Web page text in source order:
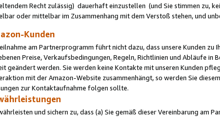
Recht zulässig) dauerhaft einzustellen (und Sie stimmen zu,
oder mittelbar im Zusammenhang mit dem Verstoß stehen, und
Kunden
am Partnerprogramm führt nicht dazu, dass unsere Kunden
Preise, Verkaufsbedingungen, Regeln, Richtlinien und Abläufe
geändert werden. Sie werden keine Kontakte mit unseren Kunden
mit der Amazon-Website zusammenhängt, so werden Sie
zur Kontaktaufnahme folgen sollte.
und sichern zu, dass (a) Sie gemäß dieser Vereinbarung